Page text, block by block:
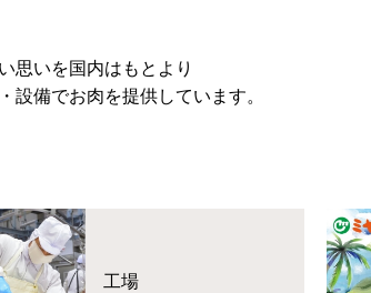
思いを国内はもとより
設備でお肉を提供しています。
工場